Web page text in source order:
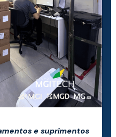
e suprimentos